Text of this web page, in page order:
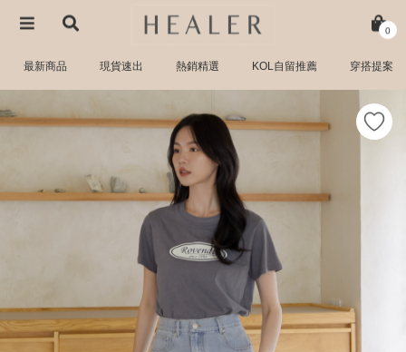
0
最新商品 現貨速出 熱銷精選 KOL自留推薦 穿搭提案